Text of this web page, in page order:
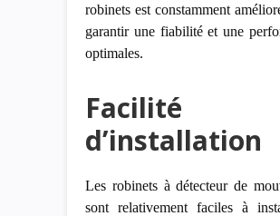
robinets est constamment
garantir une fiabilité et une
optimales.
Facilité
d’installation
Les robinets à détecteur de
sont relativement faciles à